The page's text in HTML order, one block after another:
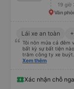
19 giờ
Văn
Lái xe an toàn
Tôi nôn mửa cả đêm
bất kỳ sự bất tiện
trăm công ty xe
chuyến đi sạch sẽ,
tôi. Nếu bạn muốn đi
Bus chắc chắn nên
Xem thêm
Xác nhận chỗ